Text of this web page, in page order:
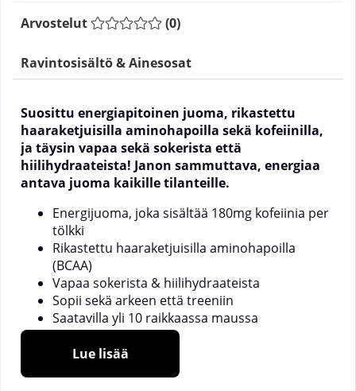
Arvostelut (0)
Ravintosisältö & Ainesosat
Suosittu energiapitoinen juoma, rikastettu
haaraketjuisilla aminohapoilla sekä kofeiinilla,
ja täysin vapaa sekä sokerista että
hiilihydraateista! Janon sammuttava, energiaa
antava juoma kaikille tilanteille.
Energijuoma, joka sisältää 180mg kofeiinia per
tölkki
Rikastettu haaraketjuisilla aminohapoilla
(BCAA)
Vapaa sokerista & hiilihydraateista
Sopii sekä arkeen että treeniin
Saatavilla yli 10 raikkaassa maussa
NOCCOon tuotemerkki, jolla on useita erilaisia
Lue lisää